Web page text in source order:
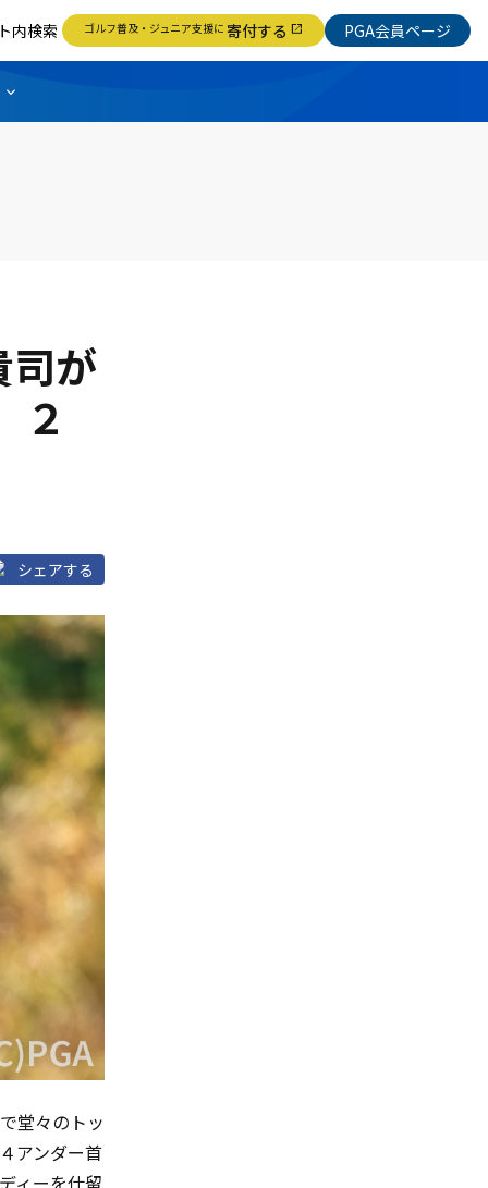
内検索 ゴルフ普及・ジュニア支援に 寄付する open_in_new PGA会員ページ
司が
２
シェアする
堂々のトッ
アンダー首
ィーを仕留